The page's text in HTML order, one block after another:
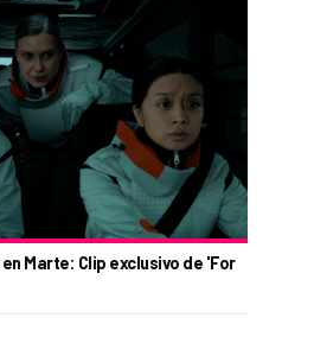
Marte: Clip exclusivo de 'For